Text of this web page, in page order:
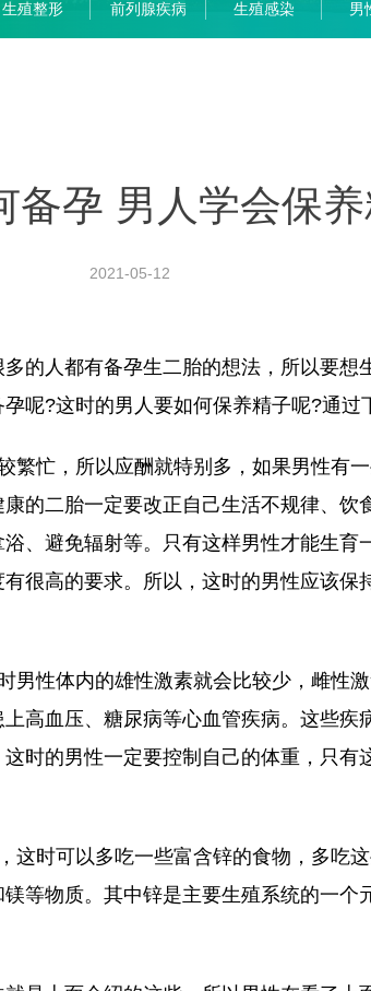
生殖整形 前列腺疾病 生殖感染 男
备孕 男人学会保
2021-05-12
人都有备孕生二胎的想法，所以要想
呢?这时的男人要如何保养精子呢?通过
忙，所以应酬就特别多，如果男性有一
的二胎一定要改正自己生活不规律、饮
、避免辐射等。只有这样男性才能生育
很高的要求。所以，这时的男性应该保
性体内的雄性激素就会比较少，雌性
高血压、糖尿病等心血管疾病。这些疾
时的男性一定要控制自己的体重，只有
时可以多吃一些富含锌的食物，多吃
等物质。其中锌是主要生殖系统的一个